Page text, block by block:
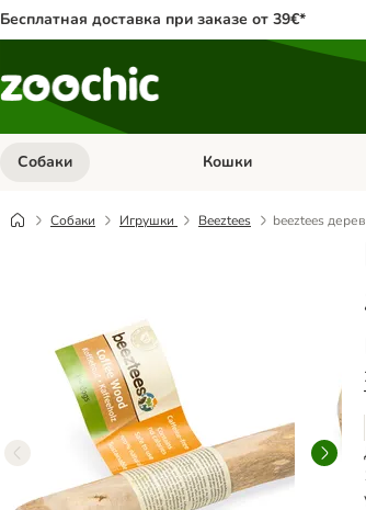
Бесплатная доставка при заказе от 39€*
Собаки Откройте меню
Кошки
Собаки Игрушки Beeztees beeztees